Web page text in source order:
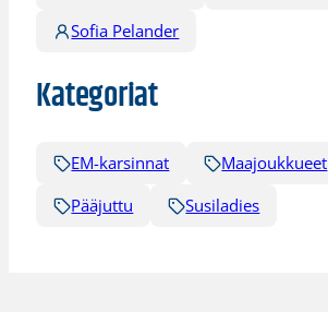
Sofia Pelander
Kategoriat
EM-karsinnat
Maajoukkueet
Pääjuttu
Susiladies